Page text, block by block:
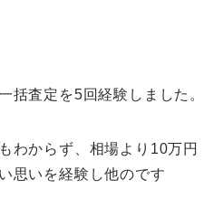
括査定を5回経験しました。
わからず、相場より10万円
思いを経験し他のです